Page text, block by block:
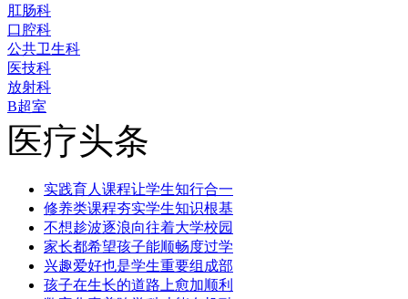
肛肠科
口腔科
公共卫生科
医技科
放射科
B超室
医疗头条
实践育人课程让学生知行合一
修养类课程夯实学生知识根基
不想趁波逐浪向往着大学校园
家长都希望孩子能顺畅度过学
兴趣爱好也是学生重要组成部
孩子在生长的道路上愈加顺利